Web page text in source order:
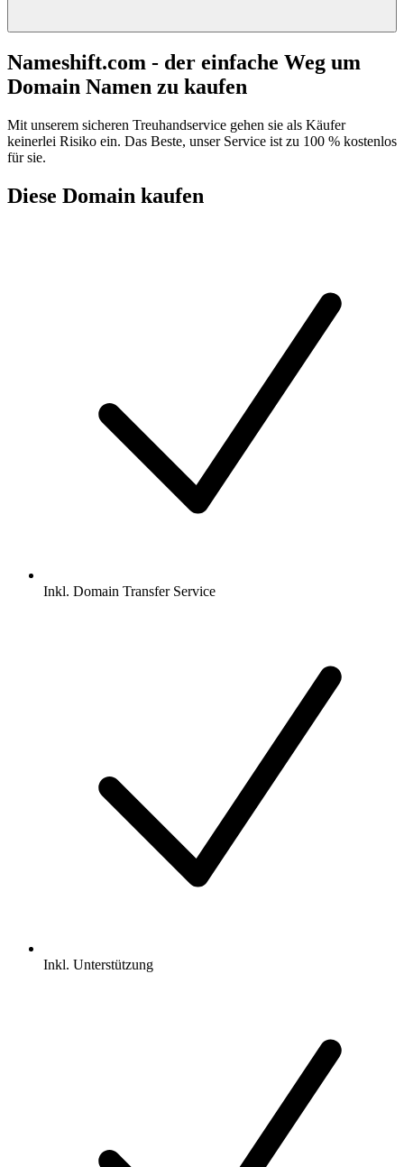
Nameshift.com - der einfache Weg um
Domain Namen zu kaufen
Mit unserem sicheren Treuhandservice gehen sie als Käufer
keinerlei Risiko ein. Das Beste, unser Service ist zu 100 % kostenlos
für sie.
Diese Domain kaufen
Inkl. Domain Transfer Service
Inkl. Unterstützung